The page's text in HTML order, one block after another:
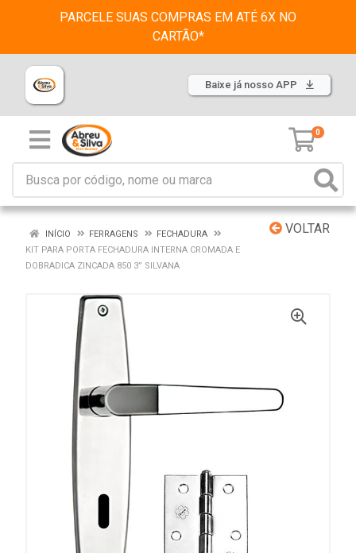
PARCELE SUAS COMPRAS EM ATÉ 6X NO
CARTÃO*
Baixe já nosso APP
0
VOLTAR
INÍCIO FERRAGENS
FECHADURA
KIT PARA PORTA FECHADURA INTERNA CROMADA E
DOBRADICA ZINCADA 850 3” SILVANA